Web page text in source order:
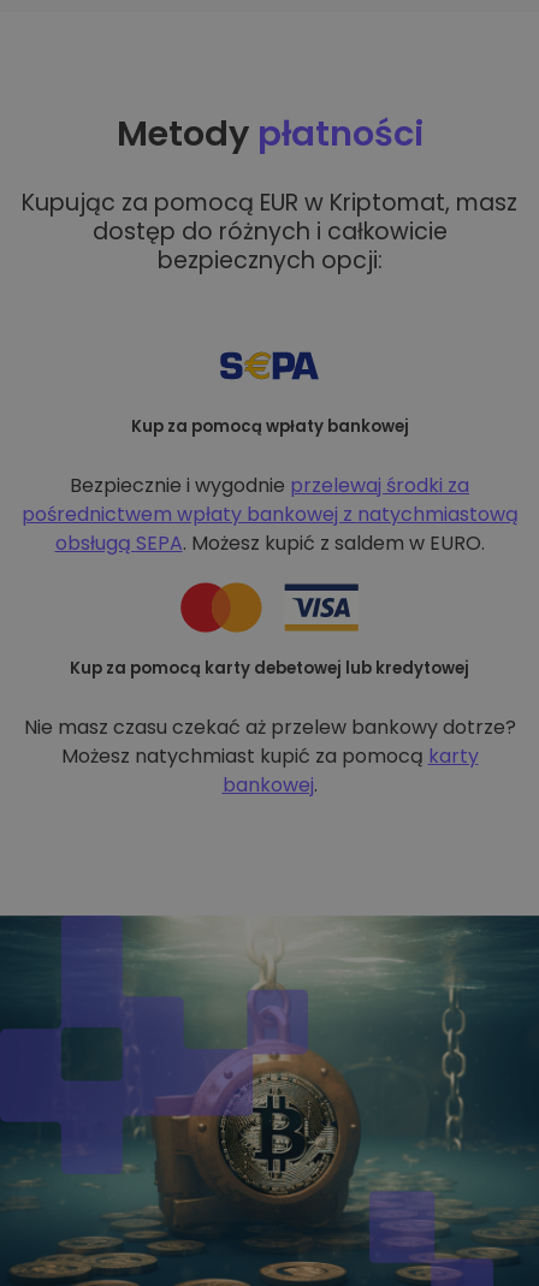
Metody płatności
Kupując za pomocą EUR w Kriptomat, masz
dostęp do różnych i całkowicie
bezpiecznych opcji:
Kup za pomocą wpłaty bankowej
Bezpiecznie i wygodnie przelewaj środki za
pośrednictwem wpłaty bankowej z natychmiastową
obsługą SEPA. Możesz kupić z saldem w EURO.
Kup za pomocą karty debetowej lub kredytowej
Nie masz czasu czekać aż przelew bankowy dotrze?
Możesz natychmiast kupić za pomocą karty
bankowej.